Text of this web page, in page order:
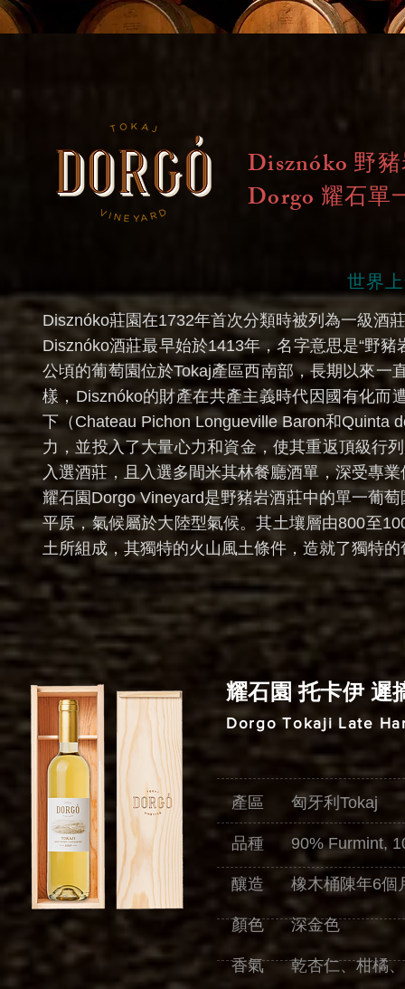
Disznóko 野
Dorgo 耀石單
Disznóko莊園在1732年首次分類時被列為一級酒
Disznóko酒莊最早始於1413年，名字意思是“野
公頃的葡萄園位於Tokaj產區西南部，長期以來一
樣，Disznóko的財產在共產主義時代因國有化而
下（Chateau Pichon Longueville Baron和Quinta
力，並投入了大量心力和資金，使其重返頂級行
入選酒莊，且入選多間米其林餐廳酒單，深受專
耀石園Dorgo Vineyard是野豬岩酒莊中的單⼀葡
平原，氣候屬於大陸型氣候。其土壤層由800至
土所組成，其獨特的火山風土條件，造就了獨特
世界
耀石園 托卡伊 遲
Dorgo Tokaji Late
產區 匈牙利Tokaj
品種 90% Furmint,
釀造 橡木桶陳年6個
顏色 深金色
香氣 乾杏仁、柑橘、